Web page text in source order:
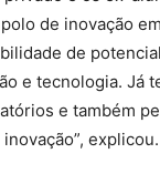
de inovação
de
e tecnologia. Já
e também
explicou.